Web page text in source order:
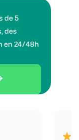
de 5
des
en 24/48h